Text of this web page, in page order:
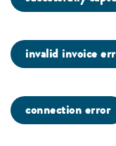
invalid invoice
connection error